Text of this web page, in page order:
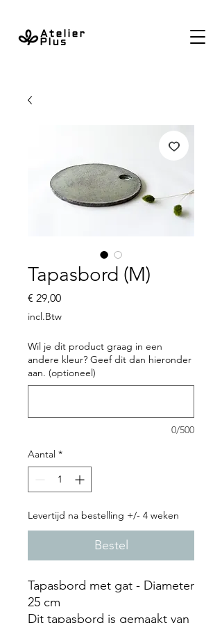
Tapasbord (M)
€ 29,00Prijs
incl.Btw
Wil je dit product graag in een
andere kleur? Geef dit dan hieronder
aan. (optioneel)
0/500
Aantal *
Levertijd na bestelling +/- 4 weken
Bestel
Tapasbord met gat - Diameter
25 cm
Dit tapasbord is gemaakt van